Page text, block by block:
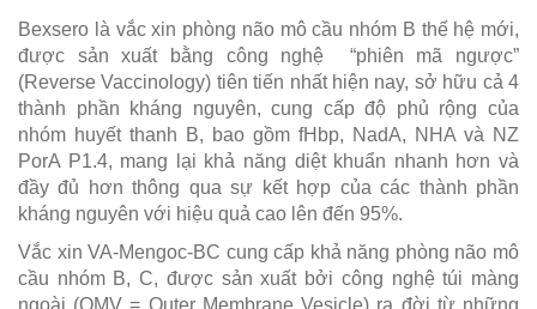
Bexsero là vắc xin phòng não mô cầu nhóm B thế hệ mới,
được sản xuất bằng công nghệ “phiên mã ngược”
(Reverse Vaccinology) tiên tiến nhất hiện nay, sở hữu cả 4
thành phần kháng nguyên, cung cấp độ phủ rộng của
nhóm huyết thanh B, bao gồm fHbp, NadA, NHA và NZ
PorA P1.4, mang lại khả năng diệt khuẩn nhanh hơn và
đầy đủ hơn thông qua sự kết hợp của các thành phần
kháng nguyên với hiệu quả cao lên đến 95%.
Vắc xin VA-Mengoc-BC cung cấp khả năng phòng não mô
cầu nhóm B, C, được sản xuất bởi công nghệ túi màng